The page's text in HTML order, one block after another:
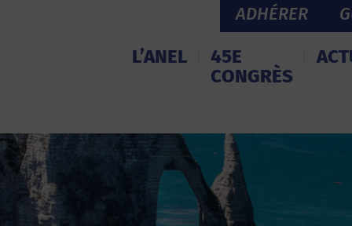
ADHÉRER
L’ANEL
45E
CONGRÈS